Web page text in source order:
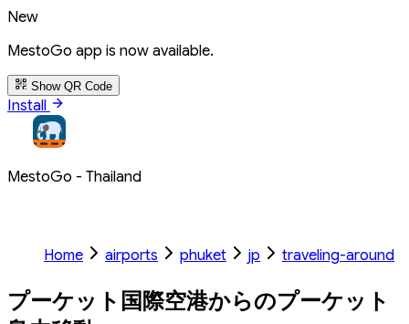
New
MestoGo app is now available.
Show QR Code
Install
MestoGo - Thailand
Home airports phuket jp traveling-around
プーケット国際空港からのプーケット